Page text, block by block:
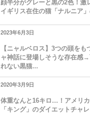
顔半分がグレーと黒の2色！激
イギリス在住の猫「ナルニア
2023年6月3日
【ニャルベロス】3つの頭を
ャ神話に登場しそうな存在感
れない黒猫...
2020年3月9日
体重なんと16キロ…！アメリ
「キング」のダイエットチャ